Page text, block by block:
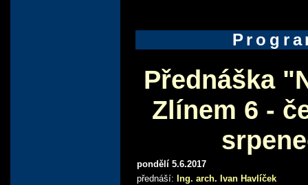
Přednáška
Zlínem 6 -
pondělí 5.6.2017
přednáší: Ing. arch. Ivan Havlíček